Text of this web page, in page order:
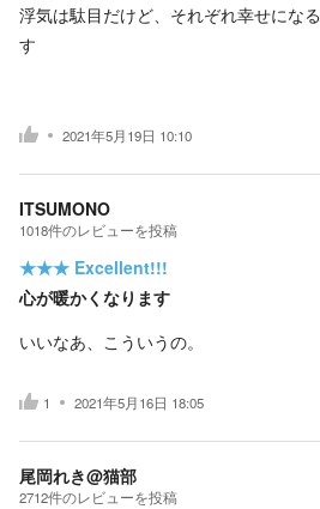
浮気は駄目だけど、それぞれ幸せにな
す
2021年5月19日 10:10
ITSUMONO
1018件のレビューを投稿
★★★ Excellent!!!
心が暖かくなります
いいなあ、こういうの。
1 2021年5月16日 18:05
尾岡れき@猫部
2712件のレビューを投稿